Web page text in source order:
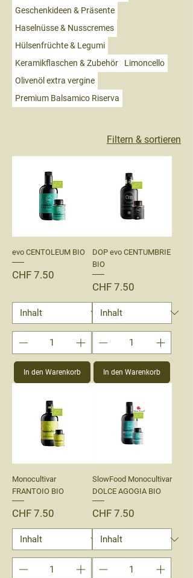
Geschenkideen & Präsente
Haselnüsse & Nusscremes
Hülsenfrüchte & Legumi
Keramikflaschen & Zubehör
Limoncello
Olivenöl extra vergine
Premium Balsamico Riserva
Filtern & sortieren
evo CENTOLEUM BIO
Preis
CHF 7.50
In den Warenkorb
DOP evo CENTUMBRIE
BIO
Preis
CHF 7.50
In den Warenkorb
Monocultivar
FRANTOIO BIO
Preis
CHF 7.50
SlowFood Monocultivar
DOLCE AGOGIA BIO
Preis
CHF 7.50